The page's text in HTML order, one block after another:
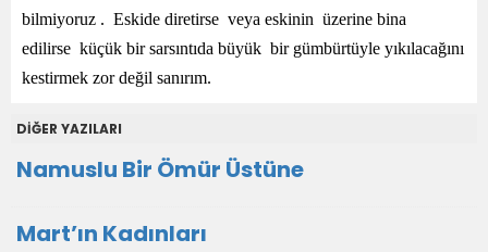
bilmiyoruz . Eskide diretirse veya eskinin üzerine bina
edilirse küçük bir sarsıntıda büyük bir gümbürtüyle yıkılacağını
kestirmek zor değil sanırım.
DİĞER YAZILARI
Namuslu Bir Ömür Üstüne
Mart’ın Kadınları